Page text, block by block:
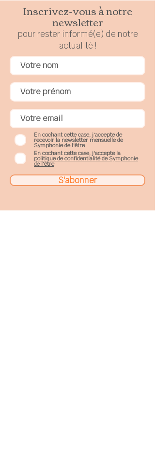
Inscrivez-vous à notre
newsletter
pour resterinformé(e) de notre
actualité !
En cochant cette case, j'accepte de
recevoir la newsletter mensuelle de
Symphonie de l'être
En cochant cette case, j'accepte la
politique de confidentialité de Symphonie
de l'être
S'abonner